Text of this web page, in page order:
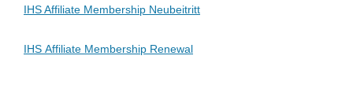
IHS Affiliate Membership Neubeitritt
IHS Affiliate Membership Renewal